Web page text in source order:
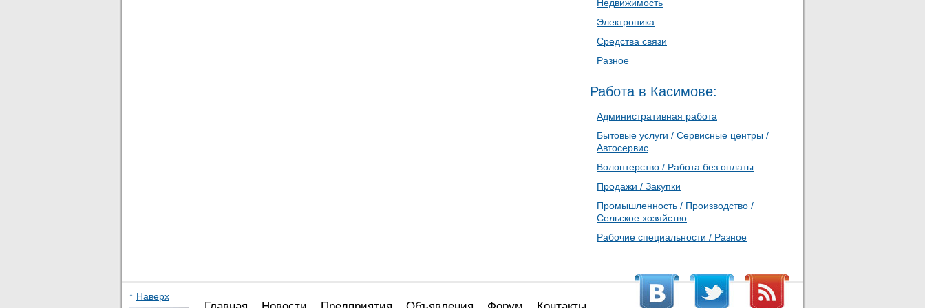
Недвижимость
Электроника
Средства связи
Разное
Работа в Касимове:
Административная работа
Бытовые услуги / Сервисные центры /
Автосервис
Волонтерство / Работа без оплаты
Продажи / Закупки
Промышленность / Производство /
Сельское хозяйство
Рабочие специальности / Разное
↑ Наверх